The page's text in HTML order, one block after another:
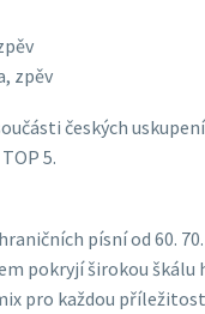
zpěv
českých
5.
písní od 60.
pokryjí širokou škálu
pro každou